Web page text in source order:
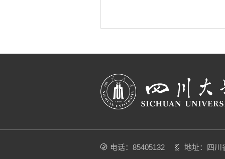
电话：85405132 地址：四川